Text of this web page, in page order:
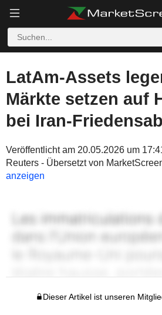
LatAm-Assets
Märkte setzen auf
bei Iran-
Veröffentlicht am 20.05.2026 um
Reuters - Übersetzt von
anzeigen
Dieser Artikel ist unseren